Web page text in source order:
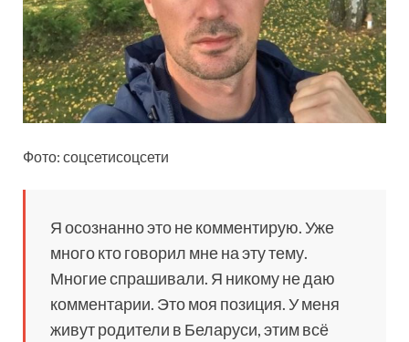
Фото: соцсетисоцсети
Я осознанно это некомментирую. Уже
много кто говорил мне на эту тему.
Многие спрашивали. Я никому не даю
комментарии. Это моя позиция. У меня
живут родители в Беларуси, этим всё